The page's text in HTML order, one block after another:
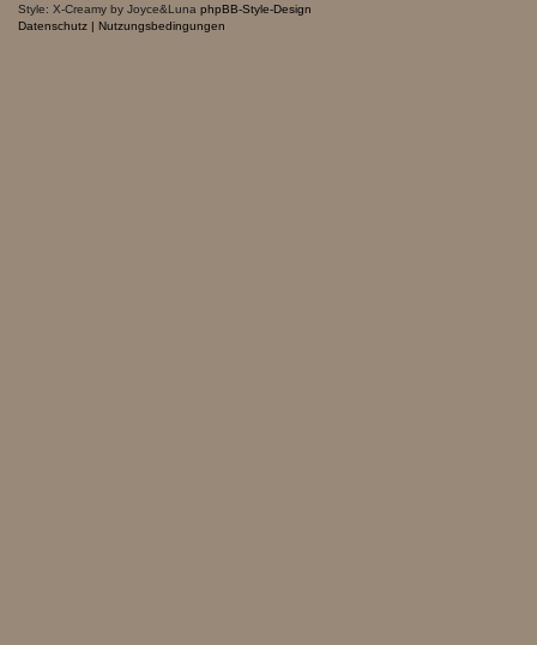
Style: X-Creamy by Joyce&Luna phpBB-Style-Design
Datenschutz | Nutzungsbedingungen